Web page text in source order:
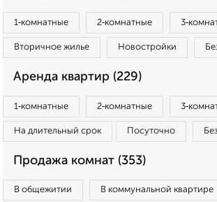
1‑комнатные 2‑комнатные
Вторичное жилье Новостройки
Аренда квартир (229)
1‑комнатные 2‑комнатные
На длительный срок Посуточно
Продажа комнат (353)
В общежитии В коммунальной квартире